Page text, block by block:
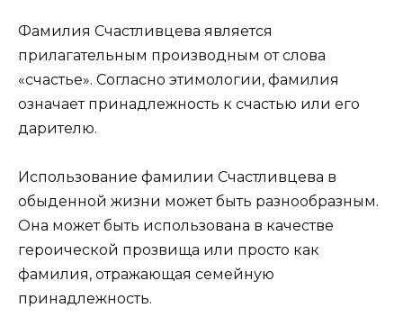
Фамилия Счастливцева является
прилагательным производным от слова
«счастье». Согласно этимологии, фамилия
означает принадлежность к счастью или его
дарителю.
Использование фамилии Счастливцева в
обыденной жизни может быть разнообразным.
Она может быть использована в качестве
героической прозвища или просто как
фамилия, отражающая семейную
принадлежность.